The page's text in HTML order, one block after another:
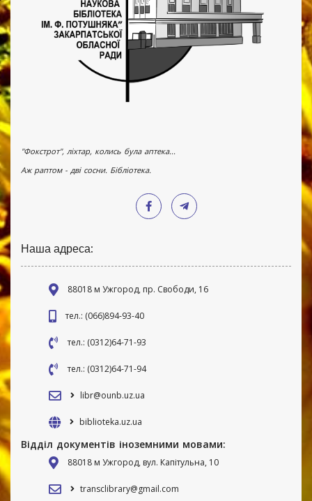
"Фокстрот", ліхтар, колись була аптека...
Аж раптом - дві сосни. Бібліотека.
Наша адреса:
88018 м Ужгород, пр. Свободи, 16
тел.: (066)894-93-40
тел.: (0312)64-71-93
тел.: (0312)64-71-94
libr@ounb.uz.ua
biblioteka.uz.ua
Відділ документів іноземними мовами:
88018 м Ужгород, вул. Капітульна, 10
transclibrary@gmail.com